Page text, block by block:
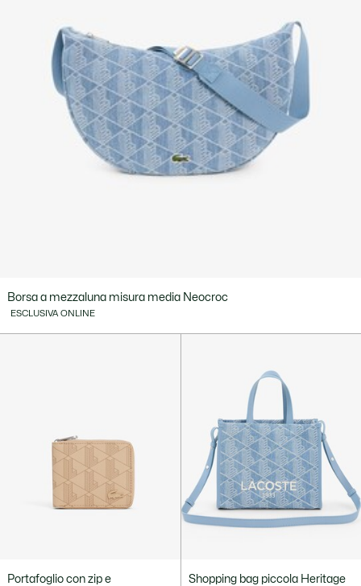
Borsa a mezzaluna misura media Neocroc
ESCLUSIVA ONLINE
Portafoglio con zip e
Shopping bag piccola Heritage